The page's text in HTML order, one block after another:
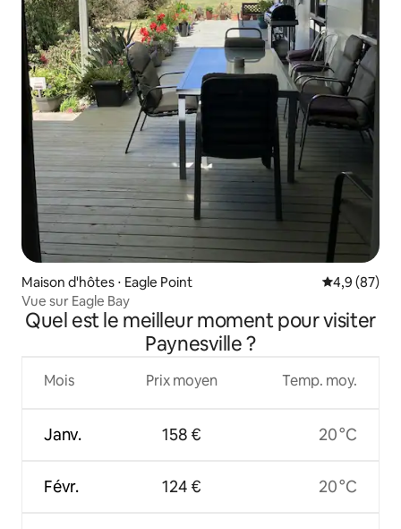
Maison d'hôtes ⋅ Eagle Point Évaluation
4,9 (87)
Vue sur Eagle Bay
Quel est le meilleur moment pour visiter
Paynesville ?
Mois
Janv.
Févr.
Prix moyen
158 €
124 €
Temp. moy.
20 °C
20 °C